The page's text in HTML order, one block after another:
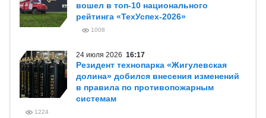
вошел в топ-10 национального
рейтинга «ТехУспех-2026»
1008
24 июля 2026 16:17
Резидент технопарка «Жигулевская
долина» добился внесения изменений
в правила по противопожарным
системам
1224